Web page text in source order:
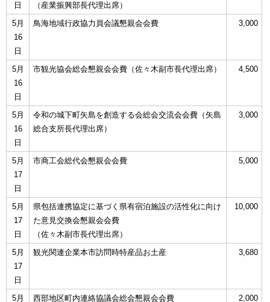
日
（産業振興部長代理出席）
5月
16
日
鳥海地域行政協力員会議懇親会会費 3,000
5月
16
日
市観光協会総会懇親会会費（佐々木副市長代理出席） 4,500
5月
16
日
令和の城下町矢島を創造する会総会交流会会費（矢島
総合支所長代理出席）
3,000
5月
17
日
市商工会総代会懇親会会費 5,000
5月
17
日
県包括連携協定に基づく県有宿泊施設の活性化に向け
た意見交換会懇親会会費
（佐々木副市長代理出席）
10,000
5月
17
日
観光関連企業本市訪問時特産品お土産 3,680
5月
西部地区町内連絡協議会総会懇親会会費 2,000